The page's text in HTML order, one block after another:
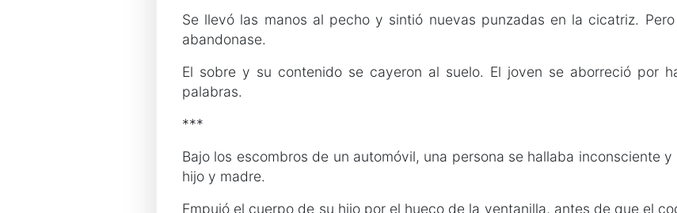
Se llevó las manos al pecho y sintió nuevas punzadas en la cicatriz.
abandonase.
El sobre y su contenido se cayeron al suelo. El joven se aborreció por
palabras.
***
Bajo los escombros de un automóvil, una persona se hallaba inconsciente
hijo y madre.
Empujó el cuerpo de su hijo por el hueco de la ventanilla, antes de que el